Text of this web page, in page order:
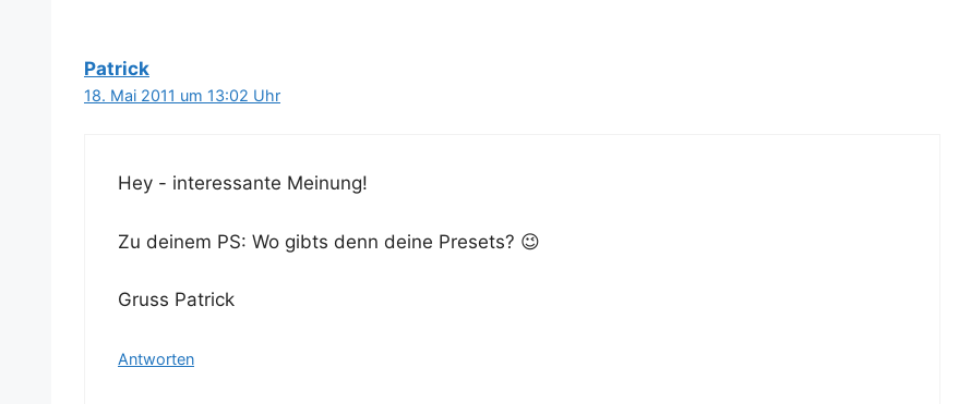
Patrick
18. Mai 2011 um 13:02 Uhr
Hey - inter­es­san­te Meinung!
Zu dei­nem PS: Wo gibts denn dei­ne Presets? 😉
Gruss Patrick
Antworten